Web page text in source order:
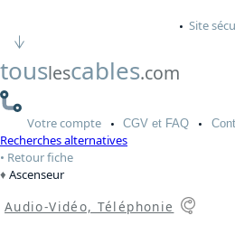
Site
touslescables.com
Votrecompte CGV et FAQ
Recherches alternatives
Retour fiche
Ascenseur
Audio-Vidéo, Téléphonie